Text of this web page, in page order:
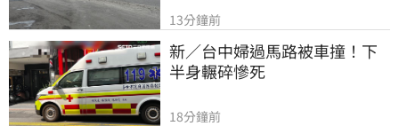
13分鐘前
新／台中婦過馬路被車撞！下
半身輾碎慘死
18分鐘前